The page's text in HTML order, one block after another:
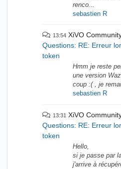
renco...
sebastien R
13:54 XiVO
Questions: RE: Erreur
token
Hmm je reste
une version
coup :( , je
sebastien R
13:31 XiVO
Questions: RE: Erreur
token
Hello,
si je passe par
j'arrive à